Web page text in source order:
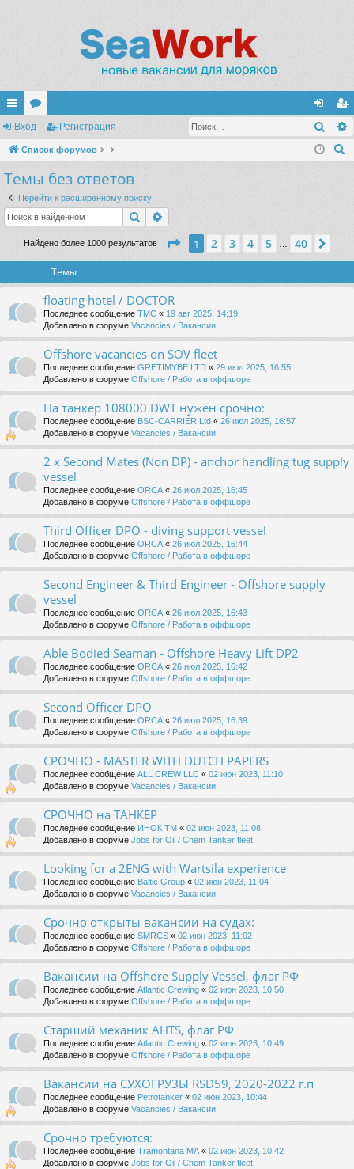
с
ы
лк
и
ор
ум
ы
хо
д
ег
ис
Вход Регистрация
Список форумов
Темы без ответов
Перейти к расширенному поиску
Поиск
Найдено более 1000 результатов Страница из 40
1 2 3 4 5 40
Темы
floating hotel / DOCTOR
Последнее сообщение TMC « 19 авг 2025, 14:19
Добавлено в форуме Vacancies / Вакансии
Offshore vacancies on SOV fleet
Последнее сообщение GRETIMYBE LTD « 29 июл 2025, 16:55
Добавлено в форуме Offshore / Работа в оффшоре
На танкер 108000 DWT нужен срочно:
Последнее сообщение BSC-CARRIER Ltd « 26 июл 2025, 16:57
Добавлено в форуме Vacancies / Вакансии
2 x Second Mates (Non DP) - anchor handling tug supply
vessel
Последнее сообщение ORCA « 26 июл 2025, 16:45
Добавлено в форуме Offshore / Работа в оффшоре
Third Officer DPO - diving support vessel
Последнее сообщение ORCA « 26 июл 2025, 16:44
Добавлено в форуме Offshore / Работа в оффшоре
Second Engineer & Third Engineer - Offshore supply
vessel
Последнее сообщение ORCA « 26 июл 2025, 16:43
Добавлено в форуме Offshore / Работа в оффшоре
Able Bodied Seaman - Offshore Heavy Lift DP2
Последнее сообщение ORCA « 26 июл 2025, 16:42
Добавлено в форуме Offshore / Работа в оффшоре
Second Officer DPO
Последнее сообщение ORCA « 26 июл 2025, 16:39
Добавлено в форуме Offshore / Работа в оффшоре
СРОЧНО - MASTER WITH DUTCH PAPERS
Последнее сообщение ALL CREW LLC « 02 июн 2023, 11:10
Добавлено в форуме Vacancies / Вакансии
СРОЧНО на ТАНКЕР
Последнее сообщение ИНОК ТМ « 02 июн 2023, 11:08
Добавлено в форуме Jobs for Oil / Chem Tanker fleet
Looking for a 2ENG with Wartsila experience
Последнее сообщение Baltic Group « 02 июн 2023, 11:04
Добавлено в форуме Vacancies / Вакансии
Срочно открыты вакансии на судах:
Последнее сообщение SMRCS « 02 июн 2023, 11:02
Добавлено в форуме Offshore / Работа в оффшоре
Вакансии на Offshore Supply Vessel, флаг РФ
Последнее сообщение Atlantic Crewing « 02 июн 2023, 10:50
Добавлено в форуме Offshore / Работа в оффшоре
Старший механик AHTS, флаг РФ
Последнее сообщение Atlantic Crewing « 02 июн 2023, 10:49
Добавлено в форуме Offshore / Работа в оффшоре
Вакансии на СУХОГРУЗЫ RSD59, 2020-2022 г.п
Последнее сообщение Petrotanker « 02 июн 2023, 10:44
Добавлено в форуме Vacancies / Вакансии
Срочно требуются:
Последнее сообщение Tramontana MA « 02 июн 2023, 10:42
Добавлено в форуме Jobs for Oil / Chem Tanker fleet